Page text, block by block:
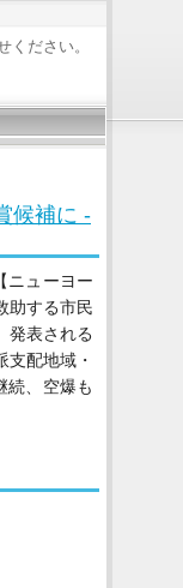
ください。
候補に -
ニューヨー
助する市民
発表される
配地域・
続、空爆も